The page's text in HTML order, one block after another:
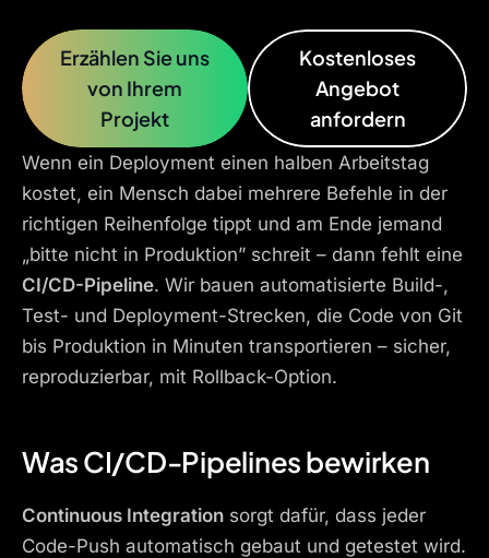
Erzählen Sie uns
von Ihrem
Projekt
Kostenloses
Angebot
anfordern
Wenn ein Deployment einen halben Arbeitstag
kostet, ein Mensch dabei mehrere Befehle in der
richtigen Reihenfolge tippt und am Ende jemand
„bitte nicht in Produktion” schreit – dann fehlt eine
CI/CD-Pipeline. Wir bauen automatisierte Build-,
Test- und Deployment-Strecken, die Code von Git
bis Produktion in Minuten transportieren – sicher,
reproduzierbar, mit Rollback-Option.
Was CI/CD-Pipelines bewirken
Continuous Integration sorgt dafür, dass jeder
Code-Push automatisch gebaut und getestet wird.